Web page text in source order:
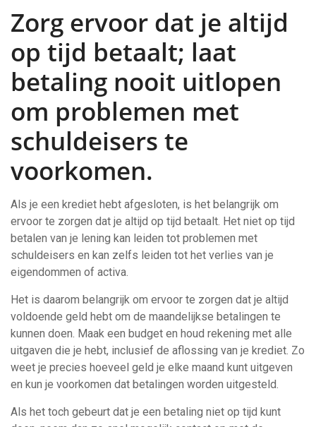
Zorg ervoor dat je altijd
op tijd betaalt; laat
betaling nooit uitlopen
om problemen met
schuldeisers te
voorkomen.
Als je een krediet hebt afgesloten, is het belangrijk om
ervoor te zorgen dat je altijd op tijd betaalt. Het niet op tijd
betalen van je lening kan leiden tot problemen met
schuldeisers en kan zelfs leiden tot het verlies van je
eigendommen of activa.
Het is daarom belangrijk om ervoor te zorgen dat je altijd
voldoende geld hebt om de maandelijkse betalingen te
kunnen doen. Maak een budget en houd rekening met alle
uitgaven die je hebt, inclusief de aflossing van je krediet. Zo
weet je precies hoeveel geld je elke maand kunt uitgeven
en kun je voorkomen dat betalingen worden uitgesteld.
Als het toch gebeurt dat je een betaling niet op tijd kunt